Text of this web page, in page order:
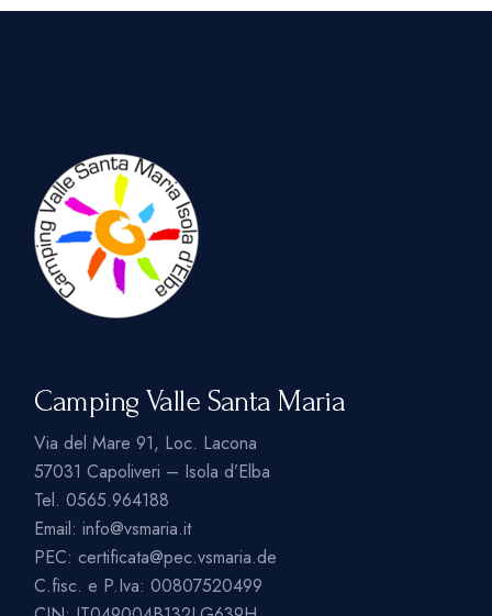
Camping Valle Santa Maria
Via del Mare 91, Loc. Lacona
57031 Capoliveri – Isola d’Elba
Tel.0565.964188
Email:info@vsmaria.it
PEC:certificata@pec.vsmaria.de
C.fisc. e P.Iva: 00807520499